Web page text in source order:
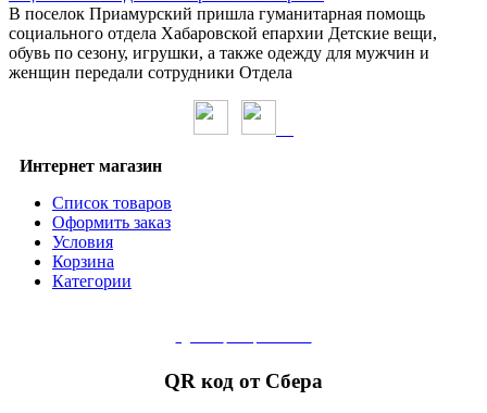
В поселок Приамурский пришла гуманитарная помощь
социального отдела Хабаровской епархии Детские вещи,
обувь по сезону, игрушки, а также одежду для мужчин и
женщин передали сотрудники Отдела
Интернет магазин
Список товаров
Оформить заказ
Условия
Корзина
Категории
QR код от Сбера